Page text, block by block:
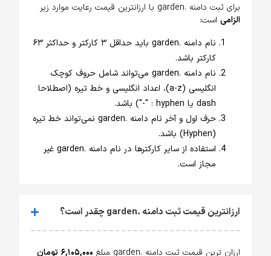
برای ثبت دامنه .garden با ارزانترین قیمت رعایت موارد زیر
الزامی است:
نام دامنه .garden باید حداقل ۳ کارکتر و حداکثر ۶۳
کارکتر باشد.
نام دامنه .garden می‌تواند شامل حروف کوچک
انگلیسی (a-z)، اعداد انگلیسی و خط تیره (اصطلاحا
dash یا hyphen : "-") باشد.
حرف اول و آخر نام دامنه .garden نمی‌تواند خط تیره
(Hyphen) باشد.
استفاده از سایر کارکترها در نام دامنه .garden غیر
مجاز است.
ارزانترین قیمت ثبت دامنه .garden چقدر است؟
ارزان ترین قیمت ثبت دامنه .garden مبلغ
۶,۱۰۵,۰۰۰ تومان